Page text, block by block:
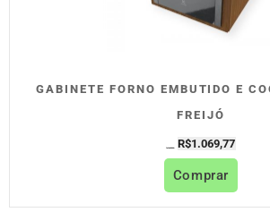
GABINETE FORNO EMBUTIDO E
FREIJÓ
R$1.069,77
Comprar